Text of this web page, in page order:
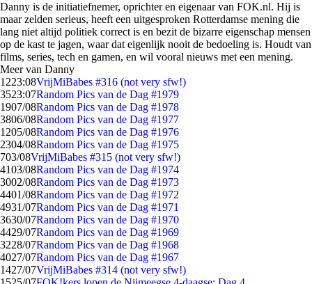
Danny is de initiatiefnemer, oprichter en eigenaar van FOK.nl. Hij is
maar zelden serieus, heeft een uitgesproken Rotterdamse mening die
lang niet altijd politiek correct is en bezit de bizarre eigenschap mensen
op de kast te jagen, waar dat eigenlijk nooit de bedoeling is. Houdt van
films, series, tech en gamen, en wil vooral nieuws met een mening.
Meer van Danny
1223:08VrijMiBabes #316 (not very sfw!)
3523:07Random Pics van de Dag #1979
1907/08Random Pics van de Dag #1978
3806/08Random Pics van de Dag #1977
1205/08Random Pics van de Dag #1976
2304/08Random Pics van de Dag #1975
703/08VrijMiBabes #315 (not very sfw!)
4103/08Random Pics van de Dag #1974
3002/08Random Pics van de Dag #1973
4401/08Random Pics van de Dag #1972
4931/07Random Pics van de Dag #1971
3630/07Random Pics van de Dag #1970
4429/07Random Pics van de Dag #1969
3228/07Random Pics van de Dag #1968
4027/07Random Pics van de Dag #1967
1427/07VrijMiBabes #314 (not very sfw!)